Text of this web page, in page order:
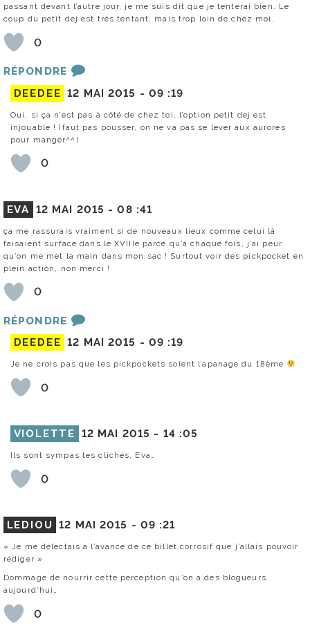
passant devant l’autre jour, je me suis dit que je tenterai bien. Le
coup du petit dej est très tentant, mais trop loin de chez moi.
0
RÉPONDRE
DEEDEE 12 MAI 2015 - 09 :19
Oui, si ça n’est pas à côté de chez toi, l’option petit dej est
injouable ! (faut pas pousser, on ne va pas se lever aux aurores
pour manger^^)
0
EVA 12 MAI 2015 -08 :41
ça me rassurais vraiment si de nouveaux lieux comme celui là
faisaient surface dans le XVIIIe parce qu’à chaque fois, j’ai peur
qu’on me met la main dans mon sac ! Surtout voir des pickpocket en
plein action, non merci !
0
RÉPONDRE
DEEDEE 12 MAI 2015 - 09 :19
Je ne crois pas que les pickpockets soient l’apanage du 18ème
0
VIOLETTE 12 MAI 2015 - 14 :05
Ils sont sympas tes clichés, Eva…
0
LEDIOU 12 MAI 2015 - 09 :21
« Je me délectais à l’avance de ce billet corrosif que j’allais pouvoir
rédiger »
Dommage de nourrir cette perception qu’on a des blogueurs
aujourd’hui…
0